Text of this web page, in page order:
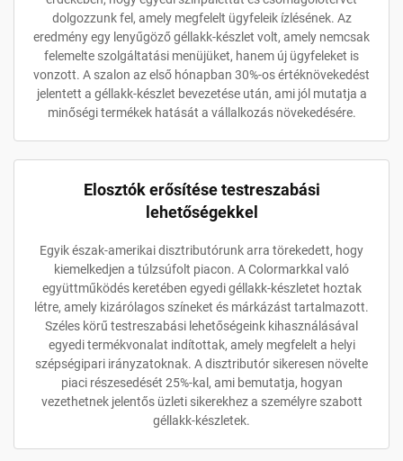
dolgozzunk fel, amely megfelelt ügyfeleik ízlésének. Az
eredmény egy lenyűgöző géllakk-készlet volt, amely nemcsak
felemelte szolgáltatási menüjüket, hanem új ügyfeleket is
vonzott. A szalon az első hónapban 30%-os értéknövekedést
jelentett a géllakk-készlet bevezetése után, ami jól mutatja a
minőségi termékek hatását a vállalkozás növekedésére.
Elosztók erősítése testreszabási
lehetőségekkel
Egyik észak-amerikai disztributórunk arra törekedett, hogy
kiemelkedjen a túlzsúfolt piacon. A Colormarkkal való
együttműködés keretében egyedi géllakk-készletet hoztak
létre, amely kizárólagos színeket és márkázást tartalmazott.
Széles körű testreszabási lehetőségeink kihasználásával
egyedi termékvonalat indítottak, amely megfelelt a helyi
szépségipari irányzatoknak. A disztributór sikeresen növelte
piaci részesedését 25%-kal, ami bemutatja, hogyan
vezethetnek jelentős üzleti sikerekhez a személyre szabott
géllakk-készletek.